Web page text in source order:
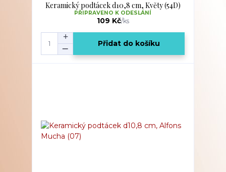
Keramický podtácek d10,8 cm, Květy (54D)
109 Kč/ks
PŘIPRAVENO K ODESLÁNÍ
Přidat do košíku